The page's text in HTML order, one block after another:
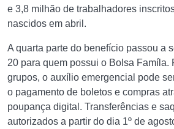
e 3,8 milhão de trabalhadores
nascidos em abril.
A quarta parte do benefício passou a
20 para quem possui o Bolsa Famíla.
grupos, o auxílio emergencial pode
o pagamento de boletos e compras
poupança digital. Transferências e
autorizados a partir do dia 1º de